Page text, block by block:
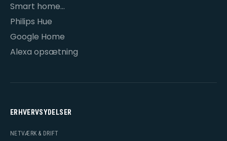
Smart home
opsætning
Philips Hue
Google Home
Alexa opsætning
ERHVERVSYDELSER
NETVÆRK & DRIFT